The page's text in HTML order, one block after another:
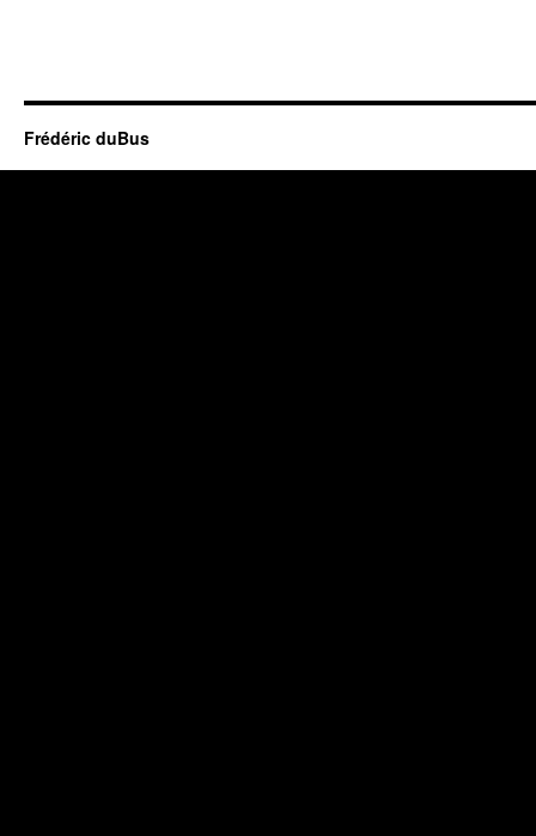
Frédéric duBus